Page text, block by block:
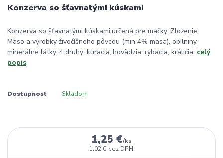
Konzerva so šťavnatými kúskami
Konzerva so šťavnatými kúskami určená pre mačky. Zloženie:
Mäso a výrobky živočíšneho pôvodu (min 4% mäsa), obilniny,
minerálne látky. 4 druhy: kuracia, hovädzia, rybacia, králičia. celý
popis
Dostupnosť Skladom
1,25 €/ks
1,02 € bez DPH